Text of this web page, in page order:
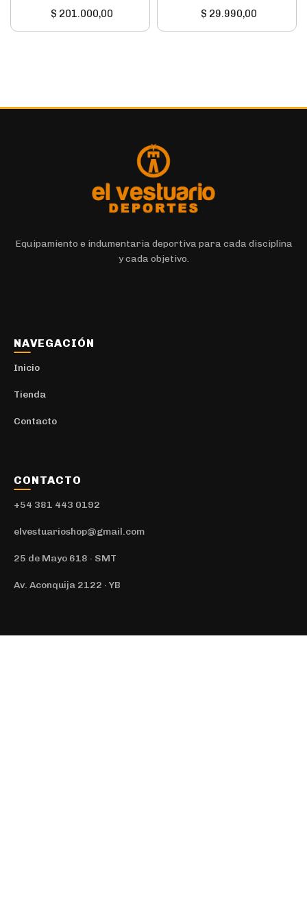
$ 201.000,00 $ 29.990,00
Equipamiento e indumentaria deportiva para cada disciplina
y cada objetivo.
NAVEGACIÓN
Inicio
Tienda
Contacto
CONTACTO
+54 381 443 0192
elvestuarioshop@gmail.com
25 de Mayo 618 · SMT
Av. Aconquija 2122 · YB